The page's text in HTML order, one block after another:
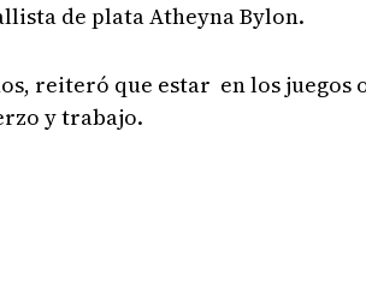
de plata Atheyna Bylon.
reiteró que estar en los juegos
y trabajo.